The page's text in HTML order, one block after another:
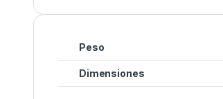
Peso
Dimensiones